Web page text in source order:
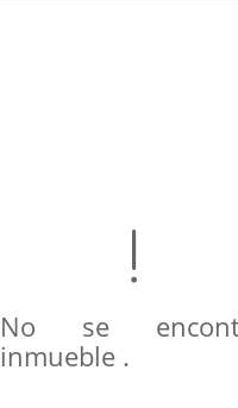
No se
inmueble .